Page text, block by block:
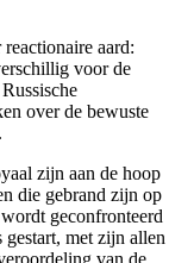
aard:
voor de
over de bewuste
zijn aan de hoop
die gebrand zijn op
geconfronteerd
gestart, met zijn allen
van de